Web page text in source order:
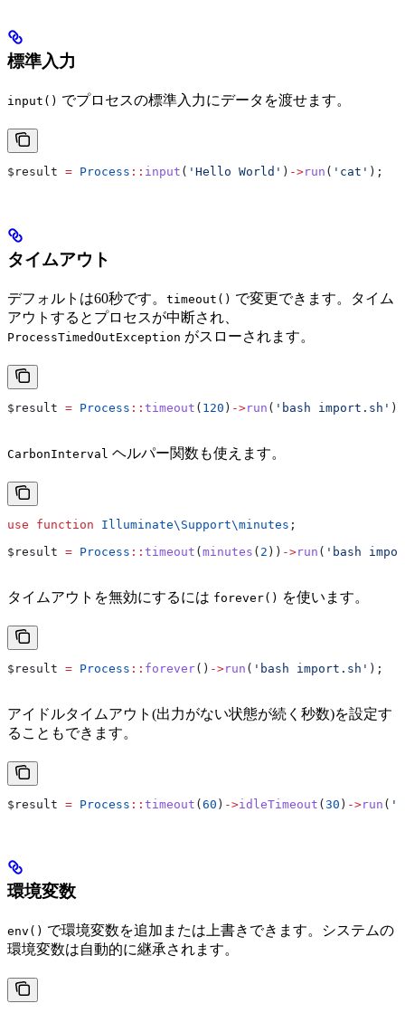
標準入力
input() でプロセスの標準入力にデータを渡せます。
$result = Process :: input ( 'Hello World' ) ->run ( 'cat' );
タイムアウト
デフォルトは60秒です。 timeout() で変更できます。タイム
アウトするとプロセスが中断され、
ProcessTimedOutException がスローされます。
$result = Process :: timeout ( 120 ) ->run ( 'bash import.sh' );
CarbonInterval ヘルパー関数も使えます。
use function Illuminate\Support\minutes ;
$result = Process :: timeout (minutes ( 2 )) ->run ( 'bash
タイムアウトを無効にするには forever() を使います。
$result = Process :: forever() ->run ( 'bash import.sh' );
アイドルタイムアウト(出力がない状態が続く秒数)を設定す
ることもできます。
$result = Process :: timeout (60 ) ->idleTimeout (30 ) ->run (
環境変数
env() で環境変数を追加または上書きできます。システムの
環境変数は自動的に継承されます。